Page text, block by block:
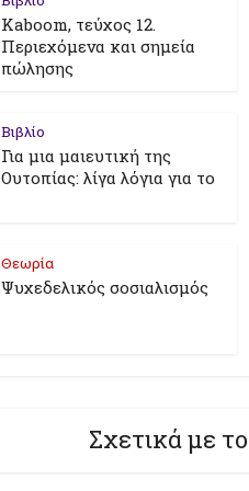
Kaboom, τεύχος 12.
Περιεχόμενα και σημεία
πώλησης
Βιβλίο
Για μια μαιευτική της
Ουτοπίας: λίγα λόγια για το
Θεωρία
Ψυχεδελικός σοσιαλισμός
Σχετικά με